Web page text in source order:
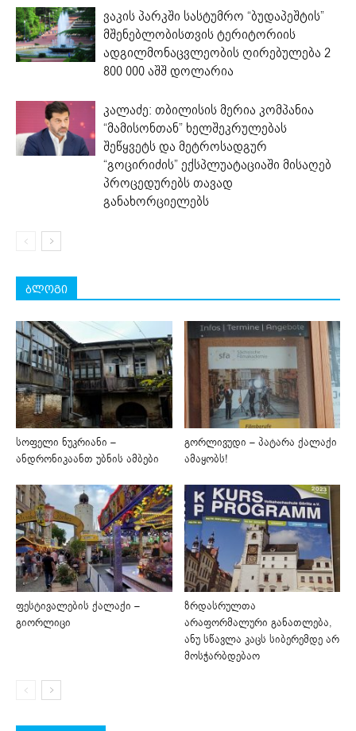
ვაკის პარკში სასტუმრო “ბუდაპეშტის”
მშენებლობისთვის ტერიტორიის
ადგილმონაცვლეობის ღირებულება 2
800 000 აშშ დოლარია
კალაძე: თბილისის მერია კომპანია
“მამისონთან” ხელშეკრულებას
შეწყვეტს და მეტროსადგურ
“გოცირიძის” ექსპლუატაციაში მისაღებ
პროცედურებს თავად
განახორციელებს
ბლოგი
სოფელი ნუკრიანი –
ანდრონიკაანთ უბნის ამბები
გორლივუდი – პატარა ქალაქი
ამაყობს!
ფესტივალების ქალაქი –
გიორლიცი
ზრდასრულთა
არაფორმალური განათლება,
ანუ სწავლა კაცს სიბერემდე არ
მოსჭარბდებაო